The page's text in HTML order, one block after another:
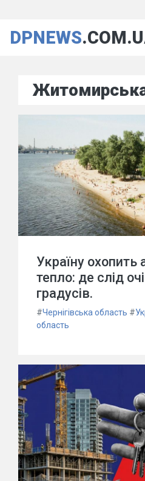
DPNEWS
Україну
тепло: де слід
градусів.
#Чернігівська область #
область